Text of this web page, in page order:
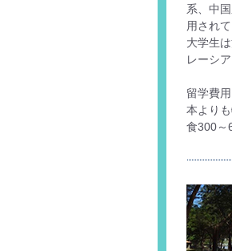
系、中
用され
大学生
レーシ
留学費
本より
食300～